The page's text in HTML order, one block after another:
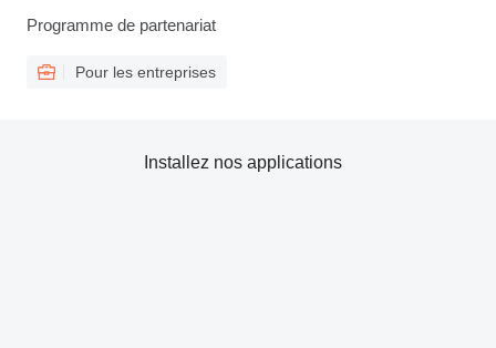
Programme de partenariat
Pour les entreprises
Installez nos applications